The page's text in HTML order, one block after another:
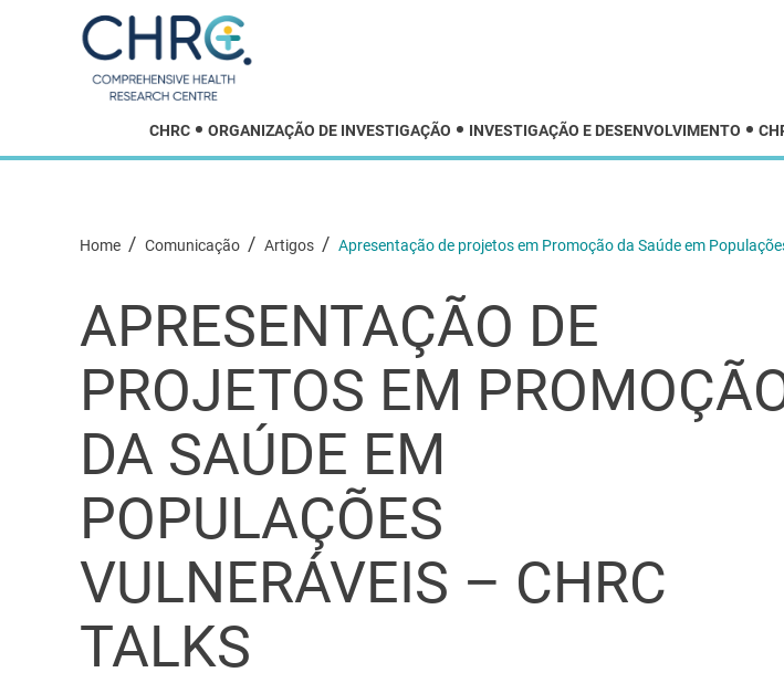
CHRC ORGANIZAÇÃO DE INVESTIGAÇÃO INVESTIGAÇÃO E DESENVOLVIMENTO
Home / Comunicação / Artigos / Apresentação de projetos em Promoção da Saúde em
APRESENTAÇÃO DE
PROJETOS EM
DA SAÚDE EM
POPULAÇÕES
VULNERÁVEIS – CHRC
TALKS